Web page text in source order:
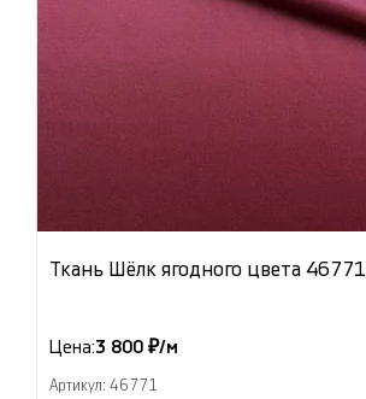
Ткань Шёлк ягодного цвета 46771
Цена:3 800 ₽/м
Артикул: 46771